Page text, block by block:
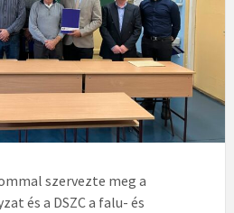
szervezte meg a
és a DSZC a falu- és